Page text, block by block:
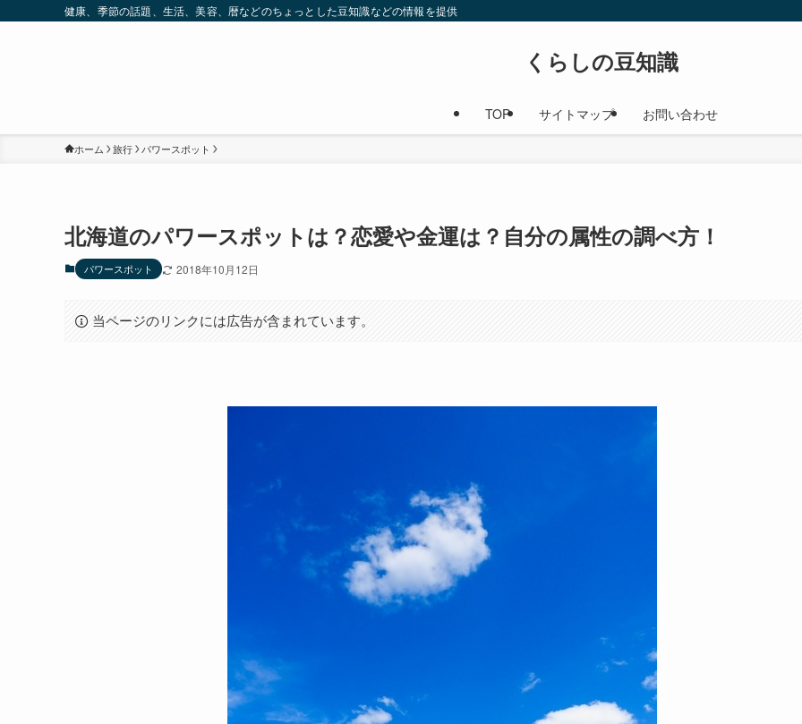
健康、季節の話題、生活、美容、暦などのちょっとした豆知識などの情報を提供
くらしの豆知識
TOP サイトマップ お問い合わせ
ホーム 旅行 パワースポット
北海道のパワースポットは？恋愛や金運は？自分の属性の調べ方！
パワースポット 2018年10月12日
当ページのリンクには広告が含まれています。